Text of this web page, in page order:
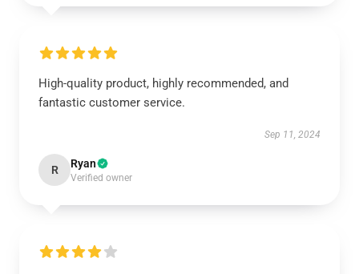
High-quality product, highly recommended, and
fantastic customer service.
Sep 11, 2024
R Ryan
Verified owner